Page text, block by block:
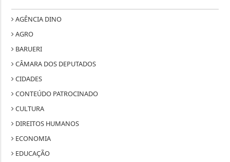
AGÊNCIA DINO
AGRO
BARUERI
CÂMARA DOS DEPUTADOS
CIDADES
CONTEÚDO PATROCINADO
CULTURA
DIREITOS HUMANOS
ECONOMIA
EDUCAÇÃO